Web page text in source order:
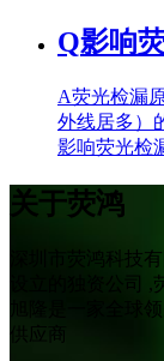
Q影响
A荧光检漏
外线居多）
影响荧光检
关于荧鸿
深圳市荧鸿科技
设立的独资公司
旭隆是一家全球
供应商